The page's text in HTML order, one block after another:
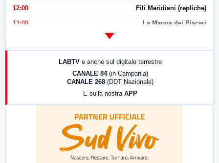
12:00 Fili Meridiani (repliche)
13:00 La Mappa dei Piaceri
LABTV e anche sul digitale terrestre
CANALE 84 (in Campania)
CANALE 268 (DDT Nazionale)
E sulla nostra APP